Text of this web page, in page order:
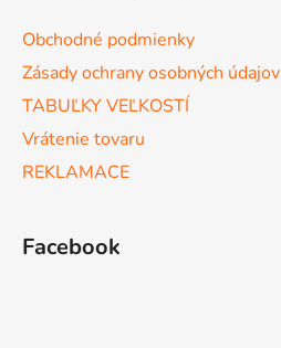
Obchodné podmienky
Zásady ochrany osobných údajov
TABUĽKY VEĽKOSTÍ
Vrátenie tovaru
REKLAMACE
Facebook